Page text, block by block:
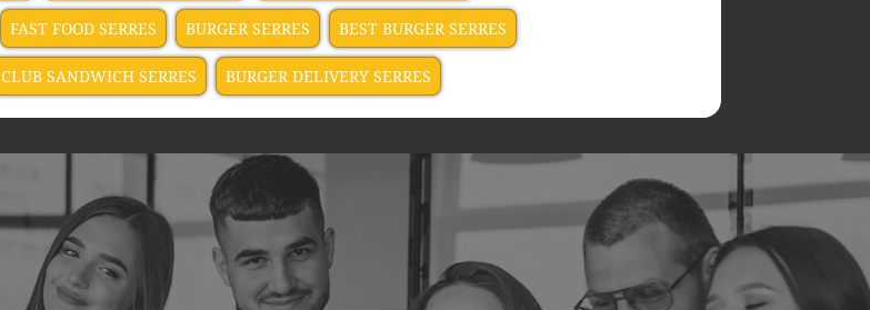
FAST FOOD SERRES BURGER SERRES BEST BURGER SERRES
CLUB SANDWICH SERRES BURGER DELIVERY SERRES